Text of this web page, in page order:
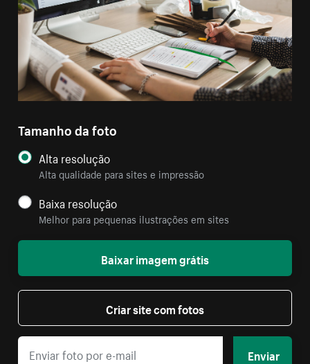
Tamanho da foto
Alta resolução
Alta qualidade para sites e impressão
Baixa resolução
Melhor para pequenas ilustrações em sites
Baixar imagem grátis
Criar site com fotos
Enviar